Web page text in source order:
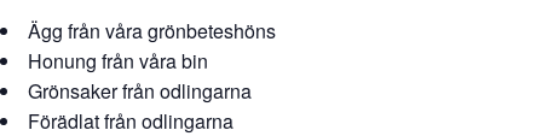
Ägg från våra grönbeteshöns
Honung från våra bin
Grönsaker från odlingarna
Förädlat från odlingarna